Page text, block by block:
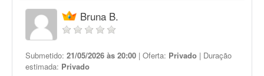
Bruna B.
Submetido: 21/05/2026 às 20:00 | Oferta: Privado | Duração
estimada: Privado